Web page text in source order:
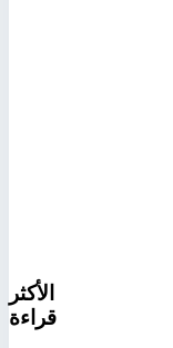
الأكثر
قراءة